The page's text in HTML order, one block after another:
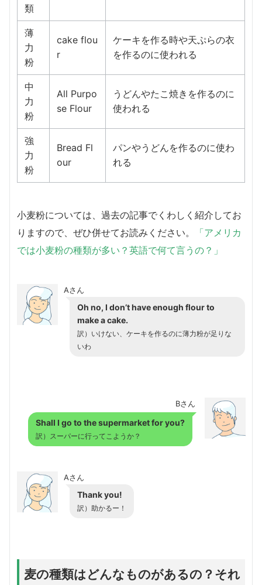
類
薄
力
粉
cake flou
r
ケーキを作る時や天ぷらの衣
を作るのに使われる
中
力
粉
All Purpo
se Flour
うどんやたこ焼きを作るのに
使われる
強
力
粉
Bread Fl
our
パンやうどんを作るのに使わ
れる
小麦粉については、過去の記事でくわしく紹介してお
りますので、ぜひ併せてお読みください。
「アメリカ
では小麦粉の種類が多い？英語で何て言うの？」
Aさん
Oh no, I don’t have enough flour to
make a cake.
訳）いけない、ケーキを作るのに薄力粉が足りな
いわ
Bさん
Shall I go to the supermarket for you?
訳）スーパーに行ってこようか？
Aさん
Thank you!
訳）助かるー！
麦の種類はどんなものがあるの？それ